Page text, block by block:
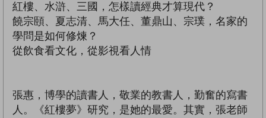
紅樓、水滸、三國，怎樣讀經典才算現代？
饒宗頤、夏志清、馬大任、董鼎山、宗璞，名家的
學問是如何修煉？
從飲食看文化，從影視看人情
張惠，博學的讀書人，敬業的教書人，勤奮的寫書
人。《紅樓夢》研究，是她的最愛。其實，張老師